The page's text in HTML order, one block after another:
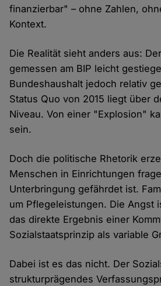
finanzierbar" – ohne Zahlen,
Kontext.
Die Realität sieht anders aus:
gemessen am BIP leicht
Bundeshaushalt jedoch relativ
Status Quo von 2015 liegt über
Niveau. Von einer "Explosion"
sein.
Doch die politische Rhetorik
Menschen in Einrichtungen
Unterbringung gefährdet ist.
um Pflegeleistungen. Die Angst
das direkte Ergebnis einer
Sozialstaatsprinzip als variable
Dabei ist es das nicht. Der
strukturprägendes